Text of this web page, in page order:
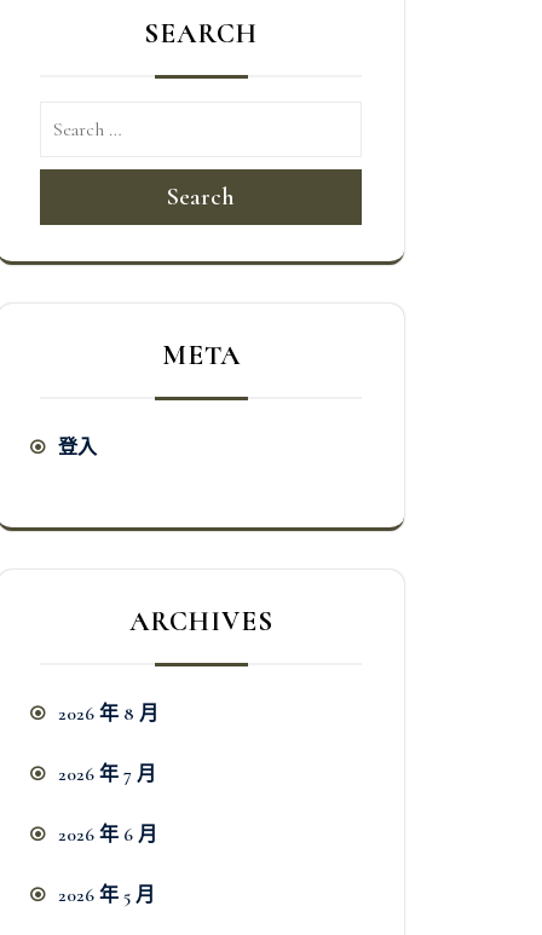
SEARCH
Search
META
登入
ARCHIVES
2026 年 8 月
2026 年 7 月
2026 年 6 月
2026 年 5 月